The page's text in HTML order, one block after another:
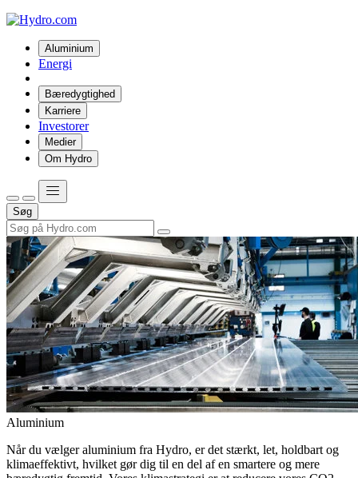
Aluminium
Energi
Bæredygtighed
Karriere
Investorer
Medier
Om Hydro
Søg
Aluminium
Når du vælger aluminium fra Hydro, er det stærkt, let, holdbart og
klimaeffektivt, hvilket gør dig til en del af en smartere og mere